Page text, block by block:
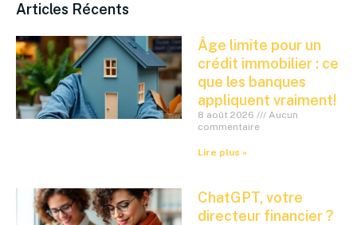
Articles Récents
Âge limite pour un
crédit immobilier : ce
que les banques
appliquent vraiment!
8 août 2026
Aucun
commentaire
Lire plus »
ChatGPT, votre
directeur financier ?